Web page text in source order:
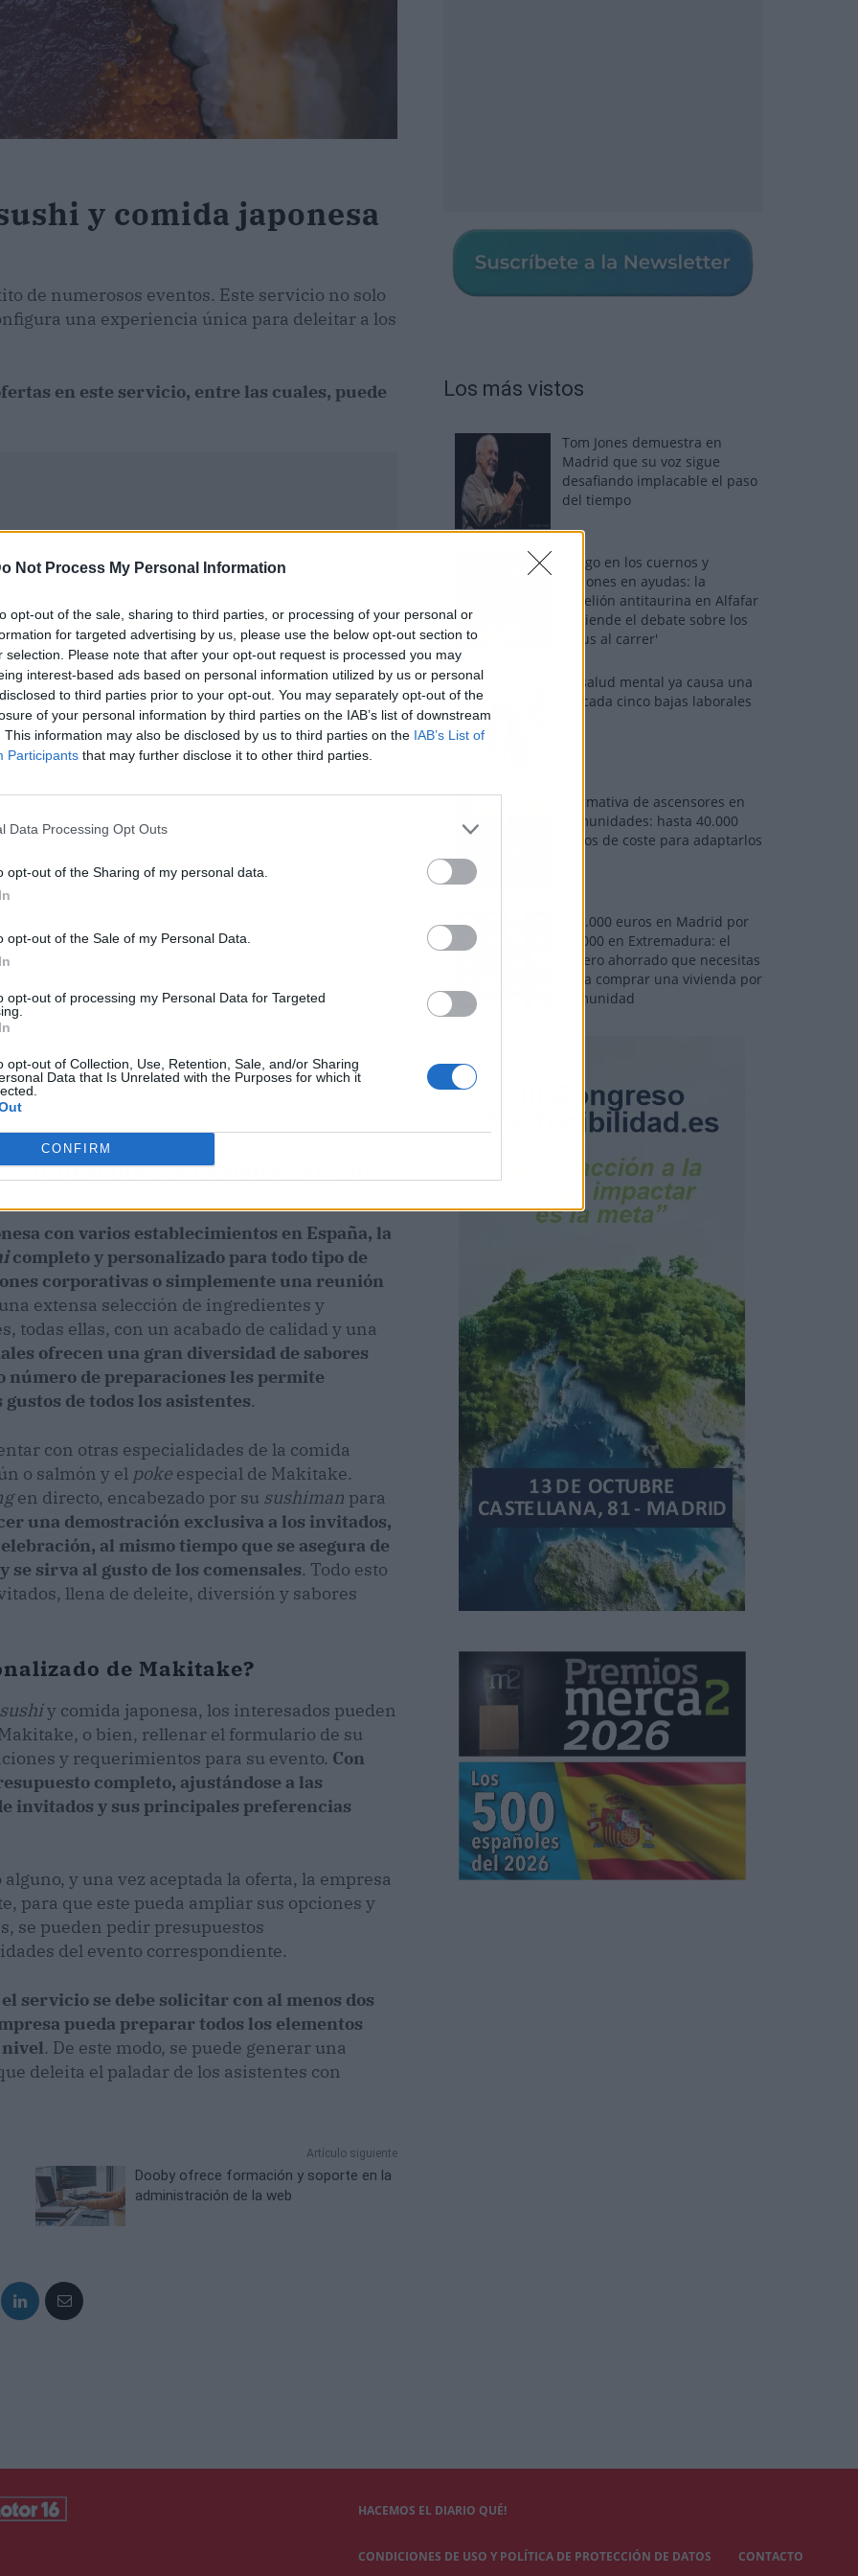
Not Process My Personal Information
opt-out of the sale, sharing to third parties, or processing of your personal or
for targeted advertising by us, please use the below opt-out section to
selection. Please note that after your opt-out request is processed you may
interest-based ads based on personal information utilized by us or personal
to third parties prior to your opt-out. You may separately opt-out of the
of your personal information by third parties on the IAB’s list of downstream
This information may also be disclosed by us to third parties on the IAB’s List of
Participants that may further disclose it to other third parties.
Data Processing Opt Outs
opt-out of the Sharing of my personal data.
opt-out of the Sale of my Personal Data.
opt-out of processing my Personal Data for Targeted
opt-out of Collection, Use, Retention, Sale, and/or Sharing
Data that Is Unrelated with the Purposes for which it
CONFIRM
y comida japonesa
de numerosos eventos. Este servicio no solo
una experiencia única para deleitar a los
en este servicio, entre las cuales, puede
este escenario es
decomida japonesa. Su servicio de
bajo un enfoque personalizado, que se adapta
y profesional con sabores únicos
con varios establecimientos en España, la
completo y personalizado para todo tipo de
corporativas o simplemente una reunión
extensa selección de ingredientes y
todas ellas, con un acabado de calidad y una
ofrecen una gran diversidad de sabores
número de preparaciones les permite
de todos los asistentes.
con otras especialidades de la comida
o salmón y el poke especial de Makitake.
en directo, encabezado por su sushiman para
una demostración exclusiva a los invitados,
al mismo tiempo que se asegura de
se sirva al gusto de los comensales. Todo esto
llena de deleite, diversión y sabores
de Makitake?
sushiy comida japonesa, los interesados pueden
o bien, rellenar el formulario de su
y requerimientos para su evento. Con
completo, ajustándose a las
invitados y sus principales preferencias
y una vez aceptada la oferta, la empresa
para que este pueda ampliar sus opciones y
se pueden pedir presupuestos
del evento correspondiente.
servicio se debe solicitar con al menos dos
pueda preparar todos los elementos
. De este modo, se puede generar una
deleita el paladar de los asistentes con
Artículo siguiente
Dooby ofrece formación y soporte en la
administración de la web
Los más vistos
Tom Jones demuestra en
Madrid que su voz sigue
desafiando implacable el paso
del tiempo
Fuego en los cuernos y
millones en ayudas: la
rebelión antitaurina en Alfafar
enciende el debate sobre los
'bous al carrer'
La salud mental ya causa una
de cada cinco bajas laborales
Normativa de ascensores en
comunidades: hasta 40.000
euros de coste para adaptarlos
110.000 euros en Madrid por
31.000 en Extremadura: el
dinero ahorrado que necesitas
para comprar una vivienda por
comunidad
HACEMOS EL DIARIO QUÉ!
CONDICIONES DE USO Y POLÍTICA DE PROTECCIÓN DE DATOS CONTACTO